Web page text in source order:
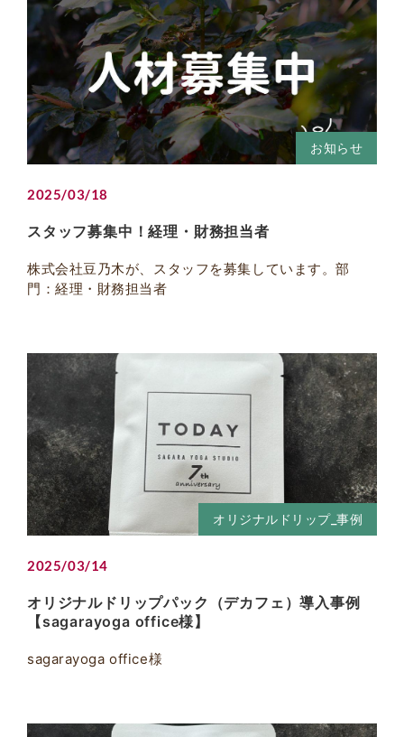
お知らせ
2025/03/18
スタッフ募集中！経理・財務担当者
株式会社豆乃木が、スタッフを募集しています。部
門：経理・財務担当者
オリジナルドリップ_事例
2025/03/14
オリジナルドリップパック（デカフェ）導入事例
【sagarayoga office様】
sagarayoga office様